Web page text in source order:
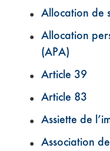
Allocation de
Allocation
(APA)
Article 39
Article 83
Assiette de
Association